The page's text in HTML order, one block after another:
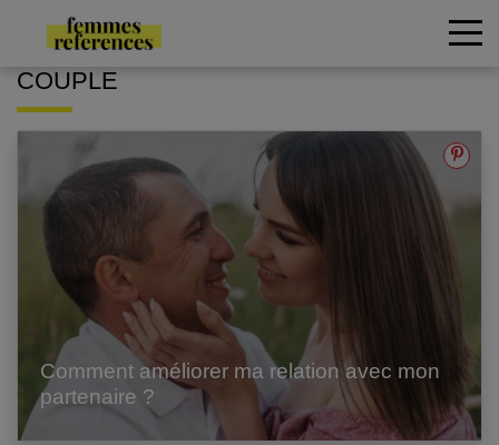
COUPLE
Comment améliorer ma relation avec mon
partenaire ?